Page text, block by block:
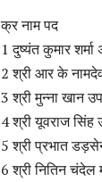
क्र नाम पद
1 दुष्यंत कुमार शर्मा
2 श्री आर के
3 श्री मुन्ना खान
4 श्री यूवराज सिंह
5 श्री प्रभात
6 श्री नितिन चंदेल